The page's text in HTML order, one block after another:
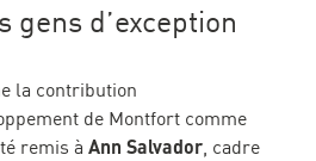
gens d’exception
la contribution
de Montfort comme
remis à Ann Salvador , cadre